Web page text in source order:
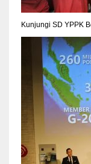
Kunjungi SD YPPK